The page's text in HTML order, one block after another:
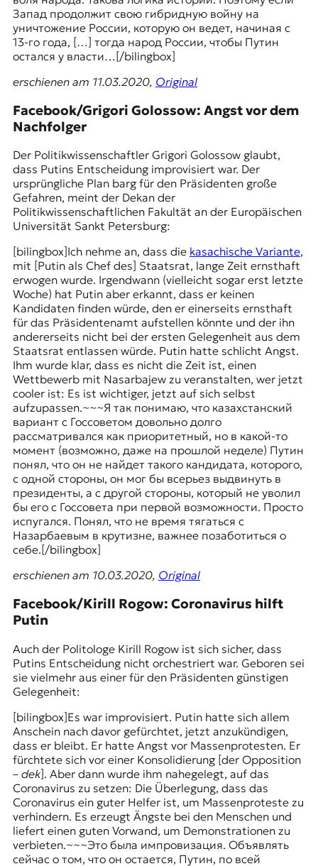
Запад продолжит свою гибридную войну на
уничтожение России, которую он ведет, начиная с
13-го года, […] тогда народ России, чтобы Путин
остался у власти…[/bilingbox]
erschienen am 11.03.2020, Original
Facebook/Grigori Golossow: Angst vor dem
Nachfolger
Der Politikwissenschaftler Grigori Golossowglaubt,
dass Putins Entscheidung improvisiert war. Der
ursprüngliche Plan barg für den Präsidenten große
Gefahren, meint der Dekan der
Politikwissenschaftlichen Fakultät an der Europäischen
Universität Sankt Petersburg:
[bilingbox]Ich nehme an, dass die kasachische Variante,
mit [Putin als Chef des] Staatsrat, lange Zeit ernsthaft
erwogen wurde. Irgendwann (vielleicht sogar erst letzte
Woche) hat Putin aber erkannt, dass er keinen
Kandidaten finden würde, den er einerseits ernsthaft
für das Präsidentenamt aufstellen könnte und der ihn
andererseits nicht bei der ersten Gelegenheit aus dem
Staatsrat entlassen würde. Putin hatte schlicht Angst.
Ihm wurde klar, dass es nicht die Zeit ist, einen
Wettbewerb mit Nasarbajew zu veranstalten, wer jetzt
cooler ist: Es ist wichtiger, jetzt auf sich selbst
aufzupassen.~~~Я так понимаю, что казахстанский
вариант с Госсоветом довольно долго
рассматривался как приоритетный, но в какой-то
момент (возможно, даже на прошлой неделе) Путин
понял, что он не найдет такого кандидата, которого,
с одной стороны, он мог бы всерьез выдвинуть в
президенты, а с другой стороны, который не уволил
бы его с Госсовета при первой возможности. Просто
испугался. Понял, что не время тягаться с
Назарбаевым в крутизне, важнее позаботиться о
себе.[/bilingbox]
erschienen am 10.03.2020, Original
Facebook/Kirill Rogow: Coronavirus hilft
Putin
Auch der Politologe Kirill Rogowist sich sicher, dass
Putins Entscheidung nicht orchestriert war. Geboren sei
sie vielmehr aus einer für den Präsidenten günstigen
Gelegenheit:
[bilingbox]Es war improvisiert. Putin hatte sich allem
Anschein nach davor gefürchtet, jetzt anzukündigen,
dass er bleibt. Er hatte Angst vor Massenprotesten. Er
fürchtete sich vor einer Konsolidierung [der Opposition
– dek]. Aber dann wurde ihm nahegelegt, auf das
Coronavirus zu setzen: Die Überlegung, dass das
Coronavirus ein guter Helfer ist, um Massenproteste zu
verhindern. Es erzeugt Ängste bei den Menschen und
liefert einen guten Vorwand, um Demonstrationen zu
verbieten.~~~Это была импровизация. Объявлять
сейчас о том, что он остается, Путин, по всей